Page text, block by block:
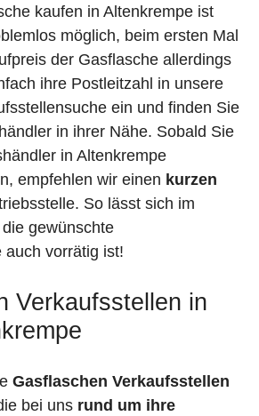
kaufen in Altenkrempe ist
möglich, beim ersten Mal
der Gasflasche allerdings
ihre Postleitzahl in unsere
ein und finden Sie
in ihrer Nähe. Sobald Sie
in Altenkrempe
empfehlen wir einen kurzen
So lässt sich im
gewünschte
auch vorrätig ist!
Verkaufsstellen in
Gasflaschen Verkaufsstellen
bei uns rund um ihre